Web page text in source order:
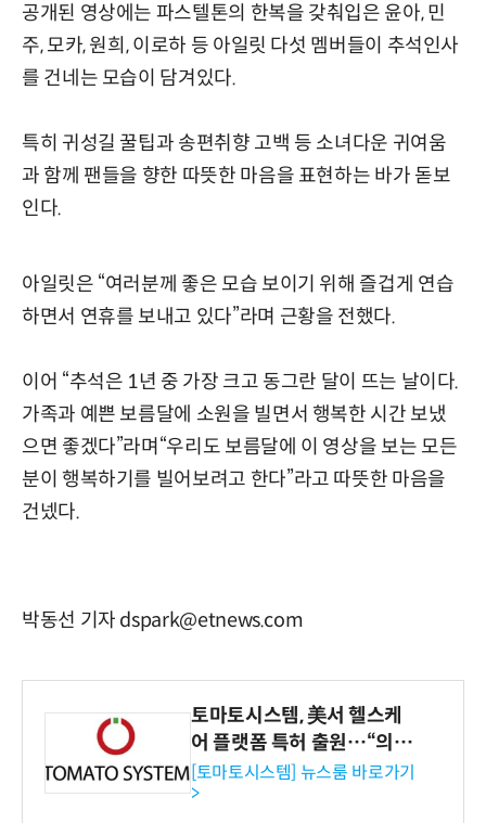
공개된 영상에는 파스텔톤의 한복을 갖춰입은 윤아, 민
주, 모카, 원희, 이로하 등 아일릿 다섯 멤버들이 추석인사
를 건네는 모습이 담겨있다.
특히 귀성길 꿀팁과 송편취향 고백 등 소녀다운 귀여움
과 함께 팬들을 향한 따뜻한 마음을 표현하는 바가 돋보
인다.
아일릿은 “여러분께 좋은 모습 보이기 위해 즐겁게 연습
하면서 연휴를 보내고 있다”라며 근황을 전했다.
이어 “추석은 1년 중 가장 크고 동그란 달이 뜨는 날이다.
가족과 예쁜 보름달에 소원을 빌면서 행복한 시간 보냈
으면 좋겠다”라며“우리도 보름달에 이 영상을 보는 모든
분이 행복하기를 빌어보려고 한다”라고 따뜻한 마음을
건넸다.
박동선 기자 dspark@etnews.com
토마토시스템, 美서 헬스케
어 플랫폼 특허 출원…“의료
기관·보험사 공략”
[토마토시스템] 뉴스룸 바로가기
>